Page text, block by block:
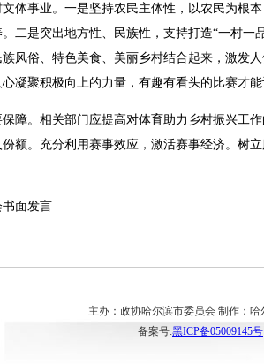
事业。一是坚持农民主体性，以农民为根本
二是突出地方性、民族性，支持打造“一村一
风俗、特色美食、美丽乡村结合起来，激发
凝聚积极向上的力量，有趣有看头的比赛才
。相关部门应提高对体育助力乡村振兴工作
额。充分利用赛事效应，激活赛事经济。树
面发言
主办：政协哈尔滨市委员会 制作：哈
备案号:黑ICP备05009145号